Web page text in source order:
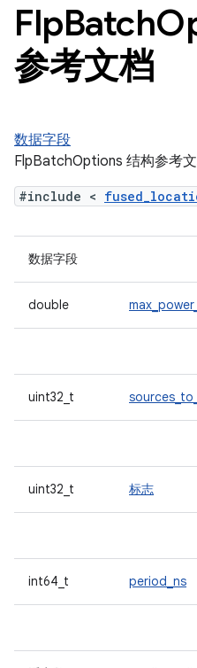
FlpBatch
参考文档
数据字段
FlpBatchOptions 结构参考
#include <
数据字段
double
uint32_t
uint32_t 标志
int64_t period_ns